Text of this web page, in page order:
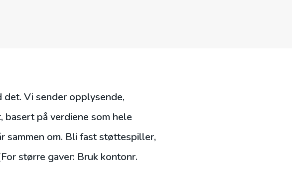
det. Vi sender opplysende,
på verdiene som hele
sammen om. Bli fast støttespiller,
større gaver: Bruk kontonr.